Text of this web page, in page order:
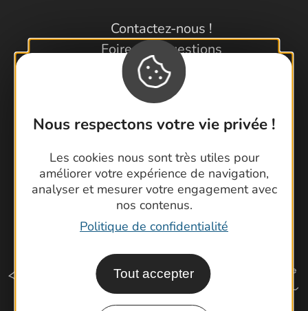
Nous respectons votre vie privée !
Les cookies nous sont très utiles pour
améliorer votre expérience de navigation,
analyser et mesurer votre engagement avec
nos contenus.
Politique de confidentialité
Tout accepter
Contactez-nous !
Foire aux questions
Brochures
Cartoguides et Topoguides